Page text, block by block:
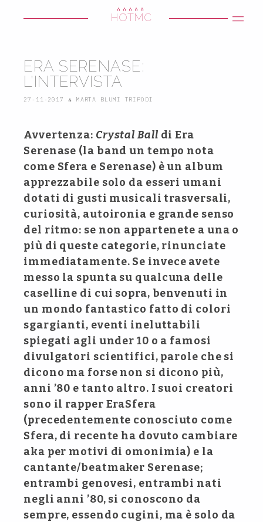
HOTMC
∴∴∴∴∴
ERA SERENASE:
L’INTERVISTA
27-11-2017 ∴ MARTA BLUMI TRIPODI
Avvertenza: Crystal Ball di Era
Serenase (la band un tempo nota
come Sfera e Serenase) è un album
apprezzabile solo da esseri umani
dotati di gusti musicali trasversali,
curiosità, autoironia e grande senso
del ritmo: se non appartenete a una o
più di queste categorie, rinunciate
immediatamente. Se invece avete
messo la spunta su qualcuna delle
caselline di cui sopra, benvenuti in
un mondo fantastico fatto di colori
sgargianti, eventi ineluttabili
spiegati agli under 10 o a famosi
divulgatori scientifici, parole che si
dicono ma forse non si dicono più,
anni ’80 e tanto altro. I suoi creatori
sono il rapper EraSfera
(precedentemente conosciuto come
Sfera, di recente ha dovuto cambiare
aka per motivi di omonimia) e la
cantante/beatmaker Serenase;
entrambi genovesi, entrambi nati
negli anni ’80, si conoscono da
sempre, essendo cugini, ma è solo da